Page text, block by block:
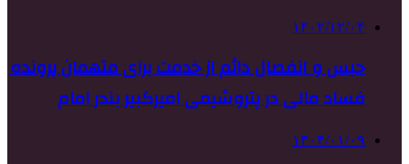
۱۴۰۲/۱۲/۰۴
حبس و انفصال دائم از خدمت برای متهمان پرونده
فساد مالی در پتروشیمی امیرکبیر بندر امام
۱۴۰۴/۰۱/۰۹